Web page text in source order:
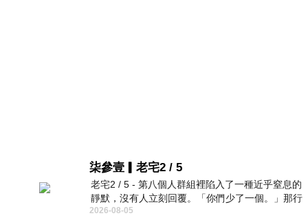
柒參壹▎老宅2 / 5
老宅2 / 5 - 第八個人群組裡陷入了一種近乎窒息的
靜默，沒有人立刻回覆。「你們少了一個。」那行
字像一顆冰冷的鐵釘，硬生生刺進螢
2026-08-05